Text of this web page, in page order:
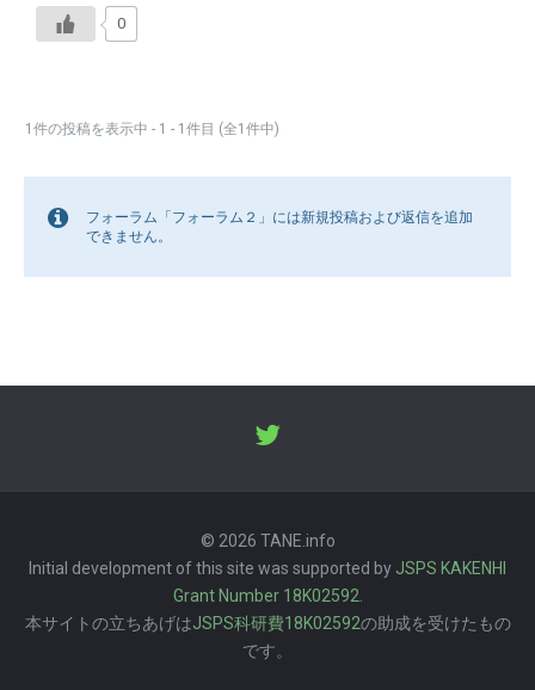
0
1件の投稿を表示中 - 1 - 1件目 (全1件中)
フォーラム「フォーラム２」には新規投稿および返信を追加
できません。
© 2026 TANE.info
Initial development of this site was supported by JSPS KAKENHI
Grant Number 18K02592
本サイトの立ちあげはJSPS科研費18K02592の助成を受けたもの
です。